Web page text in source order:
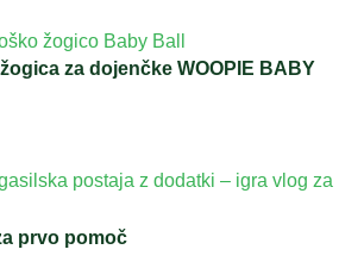
za dojenčke WOOPIE BABY
prvo pomoč